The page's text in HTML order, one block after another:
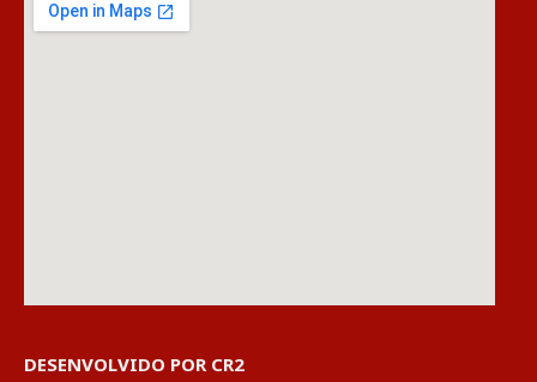
DESENVOLVIDO POR CR2